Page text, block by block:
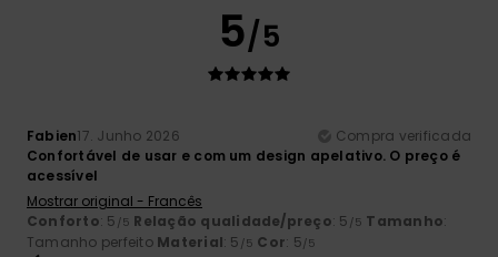
5/5
Fabien17. Junho 2026
Compra verificada
Confortável de usar e com um design apelativo. O preço é
acessível
Mostrar original - Francês
Conforto: 5 /5 Relação qualidade/preço: 5 /5 Tamanho:
Tamanho perfeito Material: 5 /5 Cor: 5/5